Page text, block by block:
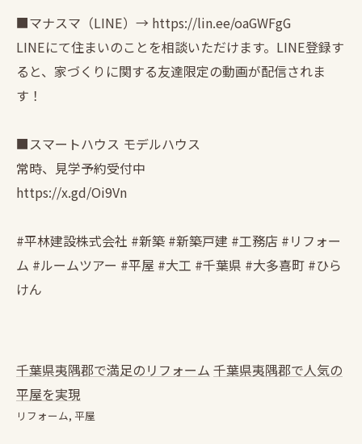
■マナスマ（LINE）→ https://lin.ee/oaGWFgG
LINEにて住まいのことを相談いただけます。LINE登録す
ると、家づくりに関する友達限定の動画が配信されま
す！
■スマートハウス モデルハウス
常時、見学予約受付中
https://x.gd/Oi9Vn
#平林建設株式会社 #新築 #新築戸建 #工務店 #リフォー
ム #ルームツアー #平屋 #大工 #千葉県 #大多喜町 #ひら
けん
千葉県夷隅郡で満足のリフォーム 千葉県夷隅郡で人気の
平屋を実現
リフォーム 平屋